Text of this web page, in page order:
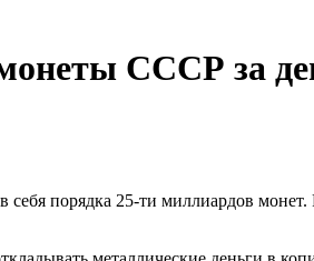
СССР за
порядка 25-ти миллиардов